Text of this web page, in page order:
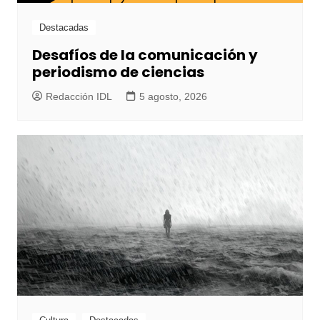
Destacadas
Desafíos de la comunicación y
periodismo de ciencias
Redacción IDL 5 agosto, 2026